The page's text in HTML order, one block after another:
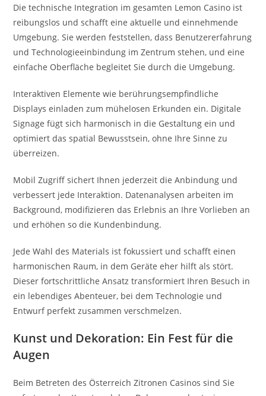
Die technische Integration im gesamten Lemon Casino ist
reibungslos und schafft eine aktuelle und einnehmende
Umgebung. Sie werden feststellen, dass Benutzererfahrung
und Technologieeinbindung im Zentrum stehen, und eine
einfache Oberfläche begleitet Sie durch die Umgebung.
Interaktiven Elemente wie berührungsempfindliche
Displays einladen zum mühelosen Erkunden ein. Digitale
Signage fügt sich harmonisch in die Gestaltung ein und
optimiert das spatial Bewusstsein, ohne Ihre Sinne zu
überreizen.
Mobil Zugriff sichert Ihnen jederzeit die Anbindung und
verbessert jede Interaktion. Datenanalysen arbeiten im
Background, modifizieren das Erlebnis an Ihre Vorlieben an
und erhöhen so die Kundenbindung.
Jede Wahl des Materials ist fokussiert und schafft einen
harmonischen Raum, in dem Geräte eher hilft als stört.
Dieser fortschrittliche Ansatz transformiert Ihren Besuch in
ein lebendiges Abenteuer, bei dem Technologie und
Entwurf perfekt zusammen verschmelzen.
Kunst und Dekoration: Ein Fest für die
Augen
Beim Betreten des Österreich Zitronen Casinos sind Sie